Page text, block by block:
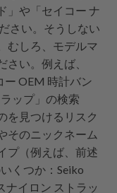
」や「セイコー ナ
さい。そうしない
むしろ、モデルマ
い。例えば、
ー OEM 時計バン
ップ」の検索
を見つけるリスク
そのニックネーム
プ（例えば、前述
くつか：Seiko
ナイロン ストラッ